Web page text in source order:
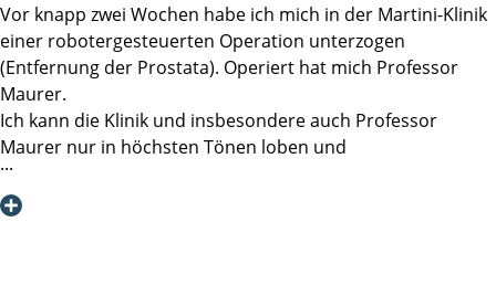
Vor knapp zwei Wochen habe ich mich in der Martini-Klinik
einer robotergesteuerten Operation unterzogen
(Entfernung der Prostata). Operiert hat mich Professor
Maurer.
Ich kann die Klinik und insbesondere auch Professor
Maurer nur in höchsten Tönen loben und
weiterempfehlen. Zu jedem Zeitpunkt habe ich mich
bestens betreut und informiert gefühlt. So wenig